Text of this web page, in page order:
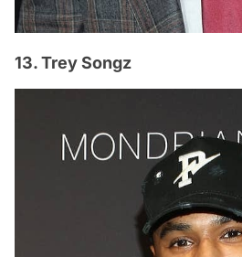
13. Trey Songz